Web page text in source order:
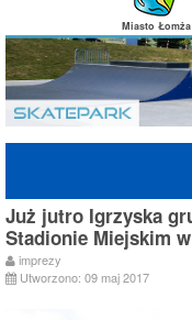
Miasto Łomża
Już jutro Igrzyska
Stadionie Miejskim
imprezy
Utworzono: 09 maj 2017